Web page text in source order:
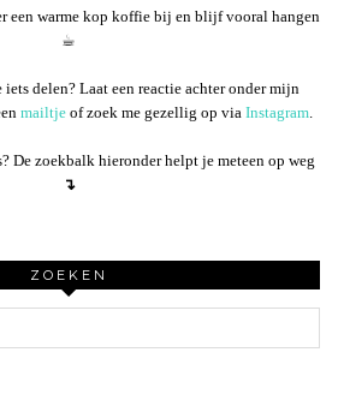
een warme kop koffie bij en blijf vooral hangen
☕︎
delen? Laat een reactie achter onder mijn
mailtje of zoek me gezellig op via Instagram
De zoekbalk hieronder helpt je meteen op weg
↴
ZOEKEN